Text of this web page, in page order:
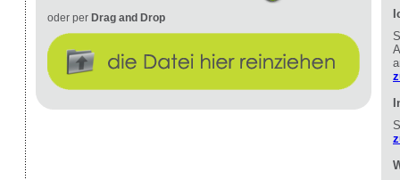
oder per Drag and Drop